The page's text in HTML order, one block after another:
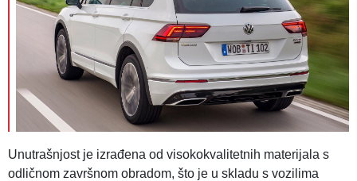
Unutrašnjost je izrađena od visokokvalitetnih materijala s
odličnom završnom obradom, što je u skladu s vozilima